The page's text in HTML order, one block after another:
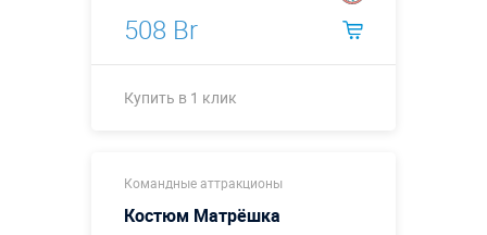
508 Br
Купить в 1 клик
0,45
Больше деталей →
Командные аттракционы
Костюм Матрёшка